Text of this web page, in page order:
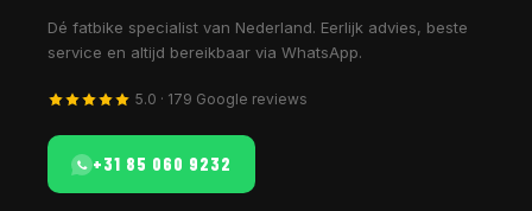
Dé fatbike specialist van Nederland. Eerlijk advies, beste
service en altijd bereikbaar via WhatsApp.
5.0 · 179 Google reviews
+31 85 060 9232